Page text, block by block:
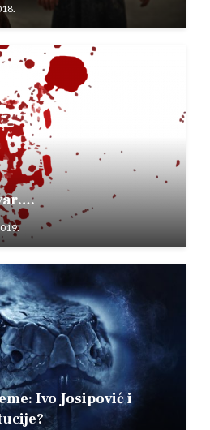
Ivo Josipović i